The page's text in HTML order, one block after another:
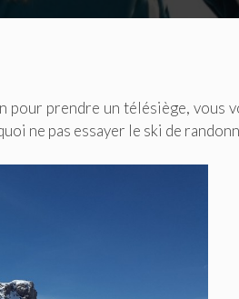
pour prendre un télésiège, vous
ne pas essayer le ski de